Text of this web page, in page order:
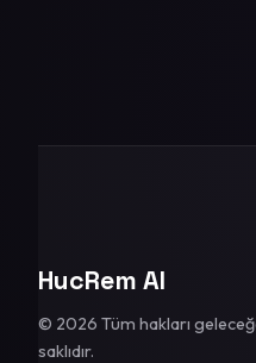
HucRem AI
© 2026 Tüm hakları
saklıdır.